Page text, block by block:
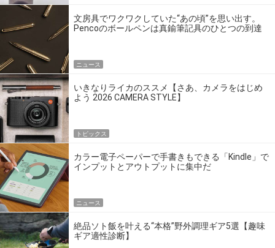
文房具でワクワクしていた“あの頃”を思い出す。
Pencoのボールペンは真鍮筆記具のひとつの到達
ニュース
いきなりライカのススメ【さあ、カメラをはじめ
よう 2026 CAMERA STYLE】
トピックス
カラー電子ペーパーで手書きもできる「Kindle」で
インプットとアウトプットに集中だ
ニュース
絶品ソト飯を叶える“本格”野外調理ギア5選【趣味
ギア適性診断】